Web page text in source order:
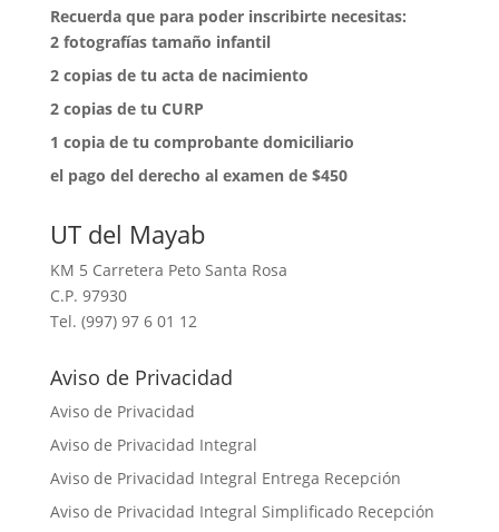
Recuerda que para poder inscribirte necesitas:
2 fotografías tamaño infantil
⁠2 copias de tu acta de nacimiento
⁠2 copias de tu CURP
⁠1 copia de tu comprobante domiciliario
⁠el pago del derecho al examen de $450
UT del Mayab
KM 5 Carretera Peto Santa Rosa
C.P. 97930
Tel. (997) 97 6 01 12
Aviso de Privacidad
Aviso de Privacidad
Aviso de Privacidad Integral
Aviso de Privacidad Integral Entrega Recepción
Aviso de Privacidad Integral Simplificado Recepción